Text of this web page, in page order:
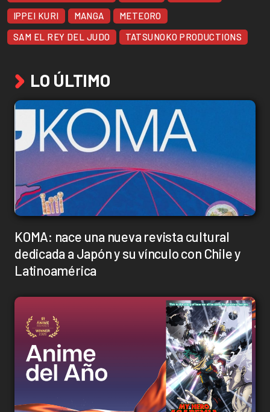
IPPEI KURI MANGA
METEORO
SAM EL REY DEL JUDO
TATSUNOKO PRODUCTIONS
LO ÚLTIMO
KOMA: nace una nueva revista cultural
dedicada a Japón y su vínculo con Chile y
Latinoamérica